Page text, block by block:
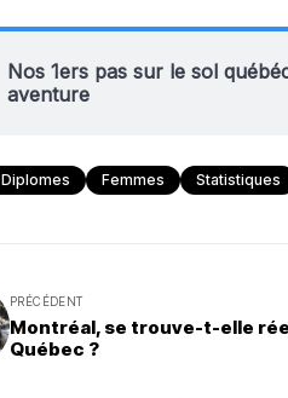
Nos 1ers pas sur le sol
aventure
Diplomes Femmes Statistiques
PRÉCÉDENT
Montréal, se trouve-t-elle
Québec ?